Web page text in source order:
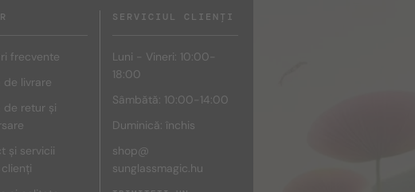
frecvente
de livrare
de retur și
și servicii
SERVICIUL CLIENȚI
Luni - Vineri: 10:00-
18:00
Sâmbătă: 10:00-14:00
Duminică: închis
shop@
sunglassmagic.hu